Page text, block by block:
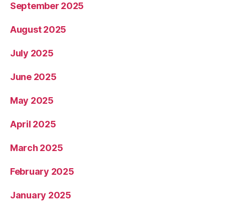
September 2025
August 2025
July 2025
June 2025
May 2025
April 2025
March 2025
February 2025
January 2025